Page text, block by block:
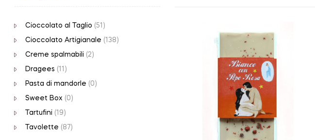
Cioccolato al Taglio (51)
Cioccolato Artigianale (138)
Creme spalmabili (2)
Dragees (11)
Pasta di mandorle (0)
Sweet Box (0)
Tartufini (19)
Tavolette (87)